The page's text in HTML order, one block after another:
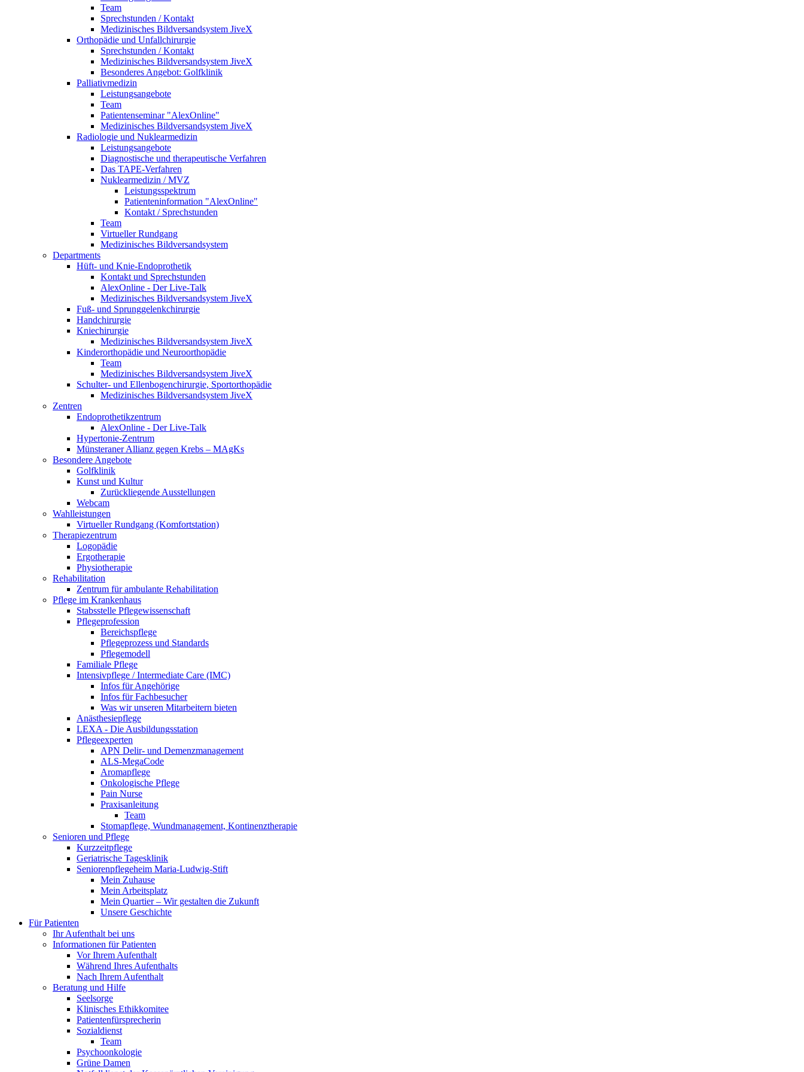
Team
Sprechstunden / Kontakt
Medizinisches Bildversandsystem JiveX
Orthopädie und Unfallchirurgie
Sprechstunden / Kontakt
Medizinisches Bildversandsystem JiveX
Besonderes Angebot: Golfklinik
Palliativmedizin
Leistungsangebote
Team
Patientenseminar "AlexOnline"
Medizinisches Bildversandsystem JiveX
Radiologie und Nuklearmedizin
Leistungsangebote
Diagnostische und therapeutische Verfahren
Das TAPE-Verfahren
Nuklearmedizin / MVZ
Leistungsspektrum
Patienteninformation "AlexOnline"
Kontakt / Sprechstunden
Team
Virtueller Rundgang
Medizinisches Bildversandsystem
Departments
Hüft- und Knie-Endoprothetik
Kontakt und Sprechstunden
AlexOnline - Der Live-Talk
Medizinisches Bildversandsystem JiveX
Fuß- und Sprunggelenkchirurgie
Handchirurgie
Kniechirurgie
Medizinisches Bildversandsystem JiveX
Kinderorthopädie und Neuroorthopädie
Team
Medizinisches Bildversandsystem JiveX
Schulter- und Ellenbogenchirurgie, Sportorthopädie
Medizinisches Bildversandsystem JiveX
Zentren
Endoprothetikzentrum
AlexOnline - Der Live-Talk
Hypertonie-Zentrum
Münsteraner Allianz gegen Krebs – MAgKs
Besondere Angebote
Golfklinik
Kunst und Kultur
Zurückliegende Ausstellungen
Webcam
Wahlleistungen
Virtueller Rundgang (Komfortstation)
Therapiezentrum
Logopädie
Ergotherapie
Physiotherapie
Rehabilitation
Zentrum für ambulante Rehabilitation
Pflege im Krankenhaus
Stabsstelle Pflegewissenschaft
Pflegeprofession
Bereichspflege
Pflegeprozess und Standards
Pflegemodell
Familiale Pflege
Intensivpflege / Intermediate Care (IMC)
Infos für Angehörige
Infos für Fachbesucher
Was wir unseren Mitarbeitern bieten
Anästhesiepflege
LEXA - Die Ausbildungsstation
Pflegeexperten
APN Delir- und Demenzmanagement
ALS-MegaCode
Aromapflege
Onkologische Pflege
Pain Nurse
Praxisanleitung
Team
Stomapflege, Wundmanagement, Kontinenztherapie
Senioren und Pflege
Kurzzeitpflege
Geriatrische Tagesklinik
Seniorenpflegeheim Maria-Ludwig-Stift
Mein Zuhause
Mein Arbeitsplatz
Mein Quartier – Wir gestalten die Zukunft
Unsere Geschichte
Für Patienten
Ihr Aufenthalt bei uns
Informationen für Patienten
Vor Ihrem Aufenthalt
Während Ihres Aufenthalts
Nach Ihrem Aufenthalt
Beratung und Hilfe
Seelsorge
Klinisches Ethikkomitee
Patientenfürsprecherin
Sozialdienst
Team
Psychoonkologie
Grüne Damen